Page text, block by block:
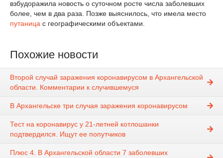
взбудоражила новость о суточном росте числа заболевших
более, чем в два раза. Позже выяснилось, что имела место
путаница с географическими объектами.
Похожие новости
Второй случай заражения коронавирусом в Архангельской
области. Комментарии к случившемуся
В Архангельске три случая заражения коронавирусом
Тест на коронавирус у 21-летней котлошанки
подтвердился. Ищут ее попутчиков
Плюс 4. В Архангельской области 7 заболевших